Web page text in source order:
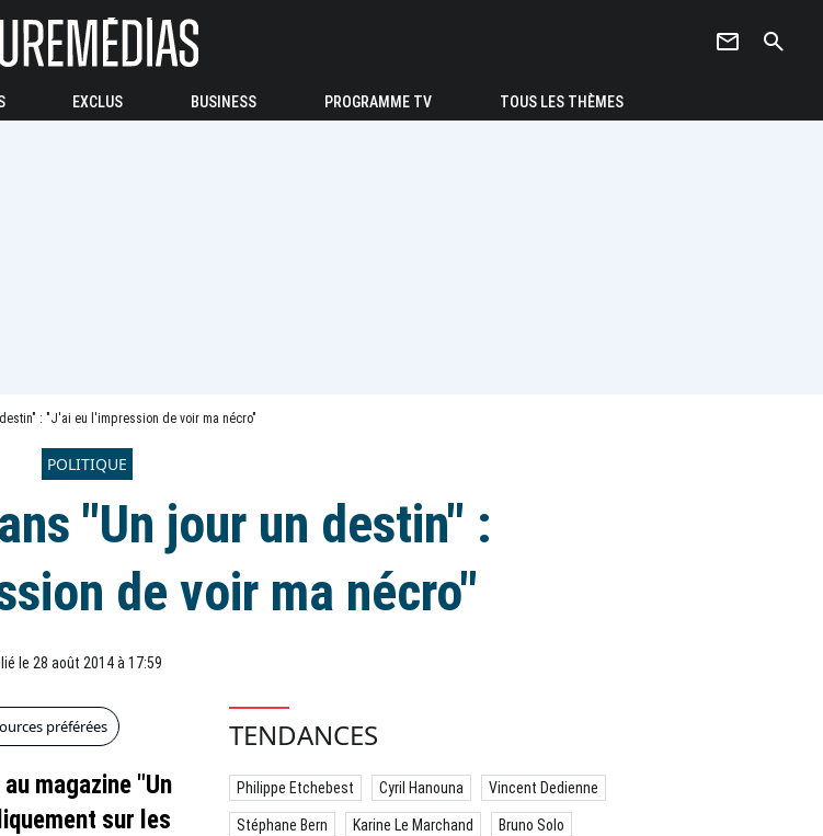
newsletter search
EXCLUS BUSINESS PROGRAMME TV TOUS LES THÈMES
: "J'ai eu l'impression de voir ma nécro"
POLITIQUE
"Un jour un destin" :
de voir ma nécro"
le 28 août 2014 à 17:59
préférées
magazine "Un
sur les
TENDANCES
Philippe Etchebest Cyril Hanouna Vincent Dedienne
Stéphane Bern Karine Le Marchand Bruno Solo